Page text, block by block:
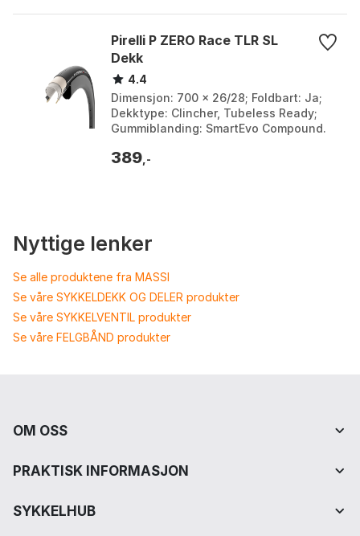
Pirelli P ZERO Race TLR SL
Dekk
4.4
Dimensjon: 700 x 26/28; Foldbart: Ja;
Dekktype: Clincher, Tubeless Ready;
Gummiblanding: SmartEvo Compound.
Sort, Svart. Størr...
389 ,-
Nyttige lenker
Se alle produktene fra MASSI
Se våre SYKKELDEKK OG DELER produkter
Se våre SYKKELVENTIL produkter
Se våre FELGBÅND produkter
OM OSS
PRAKTISK INFORMASJON
SYKKELHUB